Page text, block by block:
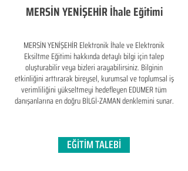
MERSİN YENİŞEHİR İhale Eğitimi
MERSİN YENİŞEHİR Elektronik İhale ve Elektronik
Eksiltme Eğitimi hakkında detaylı bilgi için talep
oluşturabilir veya bizleri arayabilirsiniz. Bilginin
etkinliğini arttırarak bireysel, kurumsal ve toplumsal iş
verimliliğini yükseltmeyi hedefleyen​ EDUMER tüm
danışanlarına en doğru BİLGİ-ZAMAN denklemini sunar.
EĞİTİM TALEBİ